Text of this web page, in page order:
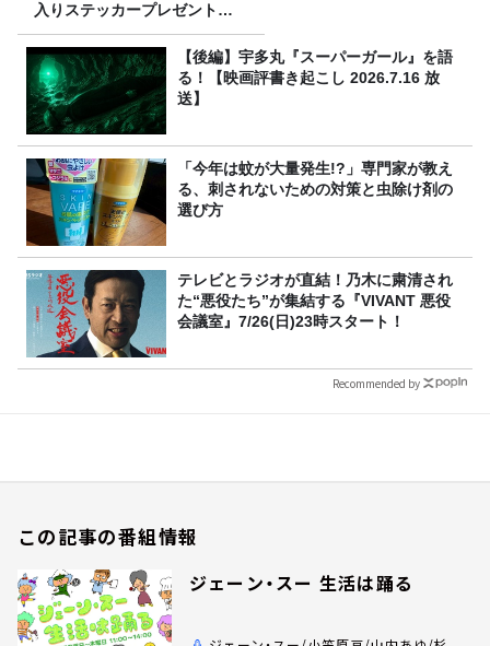
入りステッカープレゼント有
り
【後編】宇多丸『スーパーガール』を語
る！【映画評書き起こし 2026.7.16 放
送】
「今年は蚊が大量発生!?」専門家が教え
る、刺されないための対策と虫除け剤の
選び方
テレビとラジオが直結！乃木に粛清され
た“悪役たち”が集結する『VIVANT 悪役
会議室』7/26(日)23時スタート！
Recommended by
この記事の番組情報
ジェーン・スー 生活は踊る